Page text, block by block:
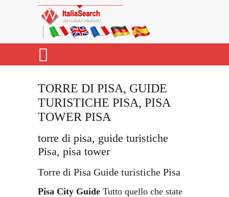
TORRE DI PISA, GUIDE
TURISTICHE PISA, PISA
TOWER PISA
torre di pisa, guide turistiche
Pisa, pisa tower
Torre di Pisa Guide turistiche Pisa
Pisa City Guide Tutto quello che state